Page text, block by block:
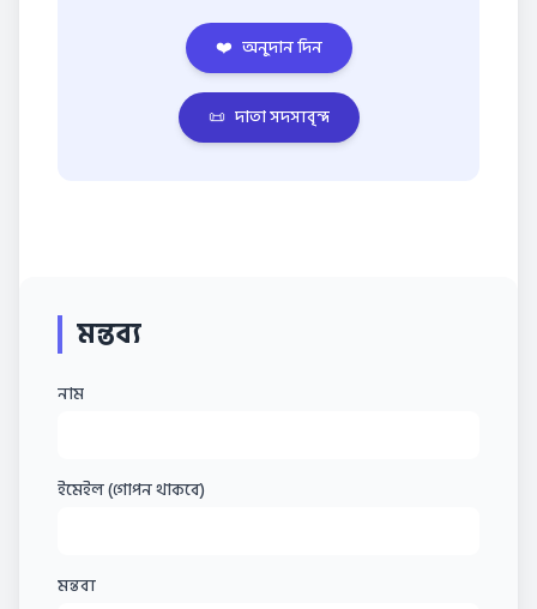
❤️ অনুদান দিন
📜 দাতা সদস্যবৃন্দ
মন্তব্য
নাম
ইমেইল (গোপন থাকবে)
মন্তব্য